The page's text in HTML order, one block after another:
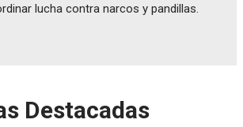
lucha contra narcos y pandillas.
Destacadas